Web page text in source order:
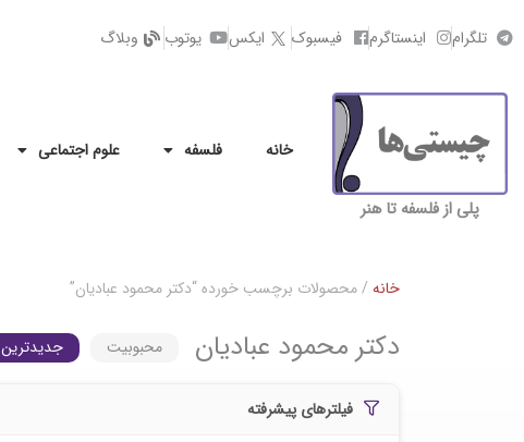
تلگرام اینستاگرم فیسبوک ایکس یوتوب وبلاگ
پلی از فلسفه تا هنر
خانه فلسفه علوم اجتماعی
خانه / محصولات برچسب خورده “دکتر محمود عبادیان”
دکتر محمود عبادیان محبوبیت جدیدترین
فیلترهای پیشرفته